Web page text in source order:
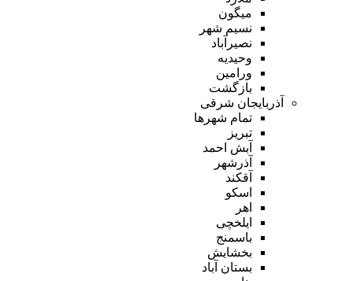
میگون
نسیم شهر
نصیرآباد
وحیدیه
ورامین
بازگشت
آذربایجان شرقی
تمام شهر‌ها
تبریز
آبش احمد
آذرشهر
آقکند
اسکو
اهر
ایلخچی
باسمنج
بخشایش
بستان آباد